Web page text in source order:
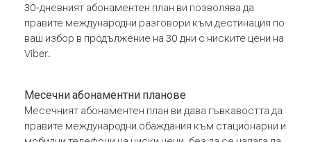
30-дневният абонаментен план ви позволява да
правите международни разговори към дестинация по
ваш избор в продължение на 30 дни с ниските цени на
Viber.
Месечни абонаментни планове
Месечният абонаментен план ви дава гъвкавостта да
правите международни обаждания към стационарни и